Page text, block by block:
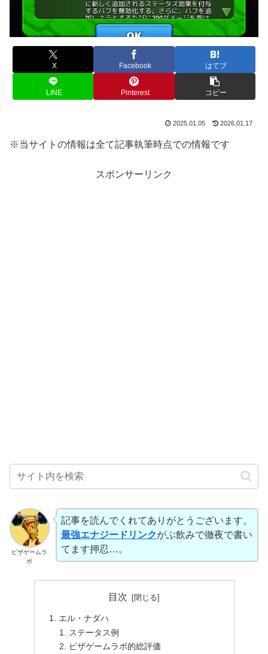
X Facebook はてブ
LINE Pinterest コピー
2025.01.05 2026.01.17
※当サイトの情報は全て記事執筆時点での情報です
スポンサーリンク
ピザゲームラ
ボ
記事を読んでくれてありがとうございます。
最強エナジードリンクがぶ飲みで徹夜で書い
てます押忍…。
目次
エル・ナダハ
ステータス例
ピザゲームラボ的総評価